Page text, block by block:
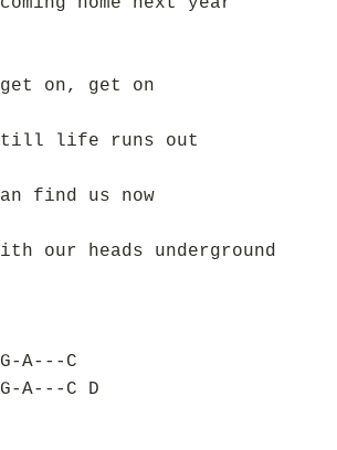
get on, get on
till life runs out
find us now
our heads underground
A---C
A---C D